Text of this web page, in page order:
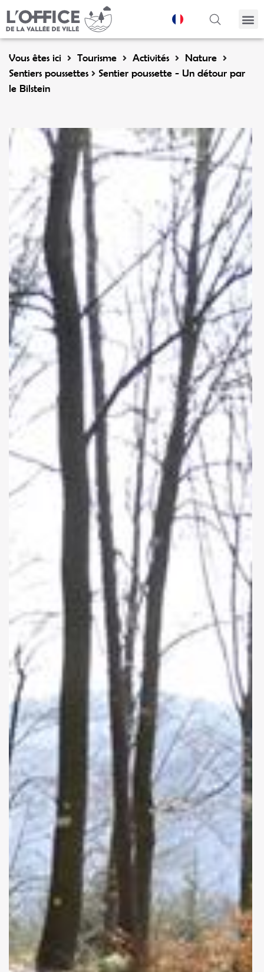
Vous êtes ici Tourisme Activités
Nature
Sentiers poussettes
Sentier poussette - Un détour par
le Bilstein
Panneau de gestion des cookies